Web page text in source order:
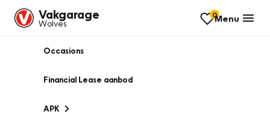
Vakgarage
Wolves
0Menu
Occasions
Financial Lease aanbod
APK